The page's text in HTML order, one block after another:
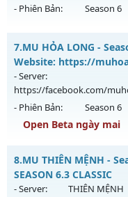
03/08/2626
Kiểu reset: Non Reset
Thể loại: Mu Nguyên
Antihack: XShield
- Phiên Bản:
Season 6
__MU LÃNH CHÚA__ -
Mu mới ra tháng 08
ngày 02/08/2626
Exp: 300x - Drop: 20%
Kiểu reset: Reset In
Antihack: GoldShield
7.MU HỎA LONG -
Website: https://
- Server:
https://facebook.com/
- Phiên Bản: Season 6
Open Beta ngày mai
MU HỎA LONG - 🌍
Mu mới ra tháng 08
https://facebook.com/
8.MU THIÊN MỆNH -
SEASON 6.3 CLASSIC
- Server: THIÊN MỆNH